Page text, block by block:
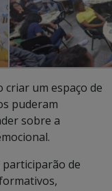
criar um espaço de
puderam
sobre a
de